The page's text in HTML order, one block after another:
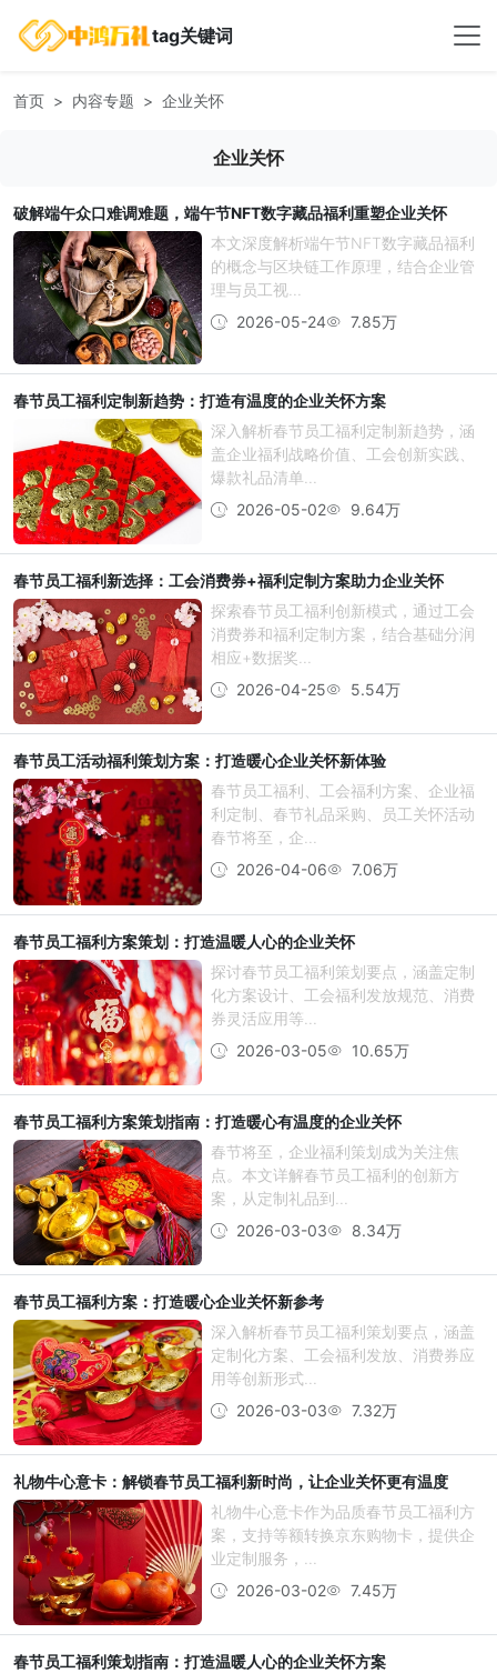
tag关键词
首页 内容专题 企业关怀
企业关怀
破解端午众口难调难题，端午节NFT数字藏品福利重塑企业关怀
本文深度解析端午节NFT数字藏品福利
的概念与区块链工作原理，结合企业管
理与员工视...
2026-05-24
7.85万
春节员工福利定制新趋势：打造有温度的企业关怀方案
深入解析春节员工福利定制新趋势，涵
盖企业福利战略价值、工会创新实践、
爆款礼品清单...
2026-05-02
9.64万
春节员工福利新选择：工会消费券+福利定制方案助力企业关怀
探索春节员工福利创新模式，通过工会
消费券和福利定制方案，结合基础分润
相应+数据奖...
2026-04-25
5.54万
春节员工活动福利策划方案：打造暖心企业关怀新体验
春节员工福利、工会福利方案、企业福
利定制、春节礼品采购、员工关怀活动
春节将至，企...
2026-04-06
7.06万
春节员工福利方案策划：打造温暖人心的企业关怀
探讨春节员工福利策划要点，涵盖定制
化方案设计、工会福利发放规范、消费
券灵活应用等...
2026-03-05
10.65万
春节员工福利方案策划指南：打造暖心有温度的企业关怀
春节将至，企业福利策划成为关注焦
点。本文详解春节员工福利的创新方
案，从定制礼品到...
2026-03-03
8.34万
春节员工福利方案：打造暖心企业关怀新参考
深入解析春节员工福利策划要点，涵盖
定制化方案、工会福利发放、消费券应
用等创新形式...
2026-03-03
7.32万
礼物牛心意卡：解锁春节员工福利新时尚，让企业关怀更有温度
礼物牛心意卡作为品质春节员工福利方
案，支持等额转换京东购物卡，提供企
业定制服务，...
2026-03-02
7.45万
春节员工福利策划指南：打造温暖人心的企业关怀方案